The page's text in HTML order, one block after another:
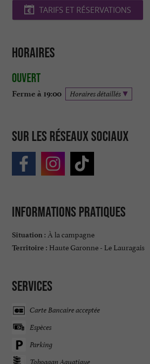
TARIFS ET RÉSERVATIONS
Horaires
Ouvert
Ferme à 19:00 Horaires détaillés
Sur les réseaux sociaux
Informations pratiques
Situation : À la campagne
Territoire : Haute Garonne - Le Lauragais
Services
Carte Bancaire acceptée
Espèces
Parking
Toboggan Aquatique